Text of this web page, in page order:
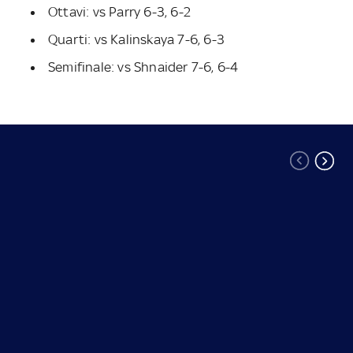
Ottavi: vs Parry 6-3, 6-2
Quarti: vs Kalinskaya 7-6, 6-3
Semifinale: vs Shnaider 7-6, 6-4